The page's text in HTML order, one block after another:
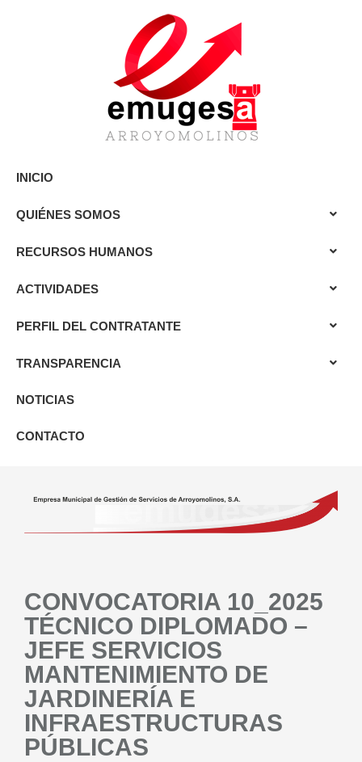
INICIO
QUIÉNES SOMOS
RECURSOS HUMANOS
ACTIVIDADES
PERFIL DEL CONTRATANTE
TRANSPARENCIA
NOTICIAS
CONTACTO
CONVOCATORIA 10_2025
TÉCNICO DIPLOMADO –
JEFE SERVICIOS
MANTENIMIENTO DE
JARDINERÍA E
INFRAESTRUCTURAS
PÚBLICAS